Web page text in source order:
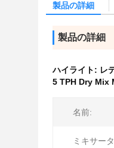
製品の詳細
製品の詳細
ハイライト: レ
5 TPH Dry Mix
名前:
ミキサー